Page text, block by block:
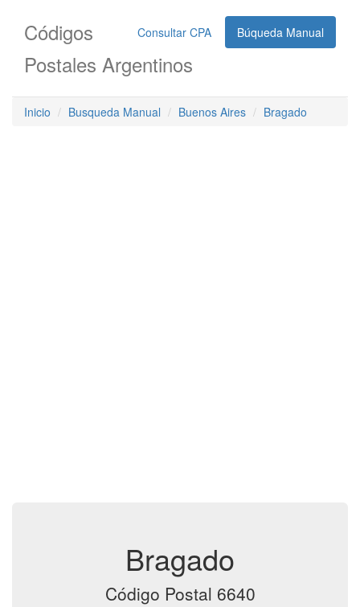
Consultar CPA Búqueda Manual
Códigos
Postales Argentinos
Inicio Busqueda Manual Buenos Aires Bragado
Bragado
Código Postal 6640